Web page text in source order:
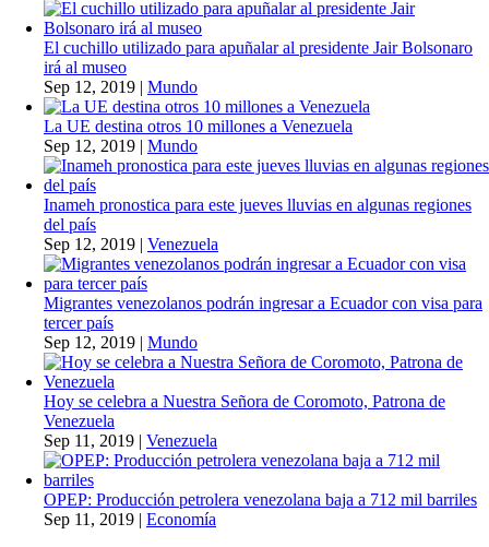
El cuchillo utilizado para apuñalar al presidente Jair Bolsonaro
irá al museo
Sep 12, 2019 | Mundo
La UE destina otros 10 millones a Venezuela
Sep 12, 2019 | Mundo
Inameh pronostica para este jueves lluvias en algunas regiones
del país
Sep 12, 2019 | Venezuela
Migrantes venezolanos podrán ingresar a Ecuador con visa para
tercer país
Sep 12, 2019 | Mundo
Hoy se celebra a Nuestra Señora de Coromoto, Patrona de
Venezuela
Sep 11, 2019 | Venezuela
OPEP: Producción petrolera venezolana baja a 712 mil barriles
Sep 11, 2019 | Economía